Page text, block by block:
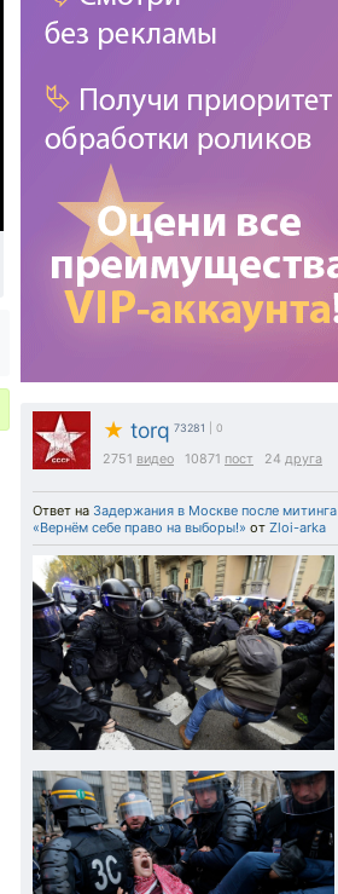
★ torq 73281 | 0
2751 видео 10871 пост 24 друга
Ответ на Задержания в Москве после митинга
«Вернём себе право на выборы!» от Zloi-arka